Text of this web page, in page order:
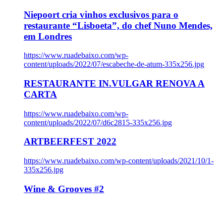
Niepoort cria vinhos exclusivos para o
restaurante “Lisboeta”, do chef Nuno Mendes,
em Londres
https://www.ruadebaixo.com/wp-
content/uploads/2022/07/escabeche-de-atum-335x256.jpg
RESTAURANTE IN.VULGAR RENOVA A
CARTA
https://www.ruadebaixo.com/wp-
content/uploads/2022/07/d6c2815-335x256.jpg
ARTBEERFEST 2022
https://www.ruadebaixo.com/wp-content/uploads/2021/10/1-
335x256.jpg
Wine & Grooves #2